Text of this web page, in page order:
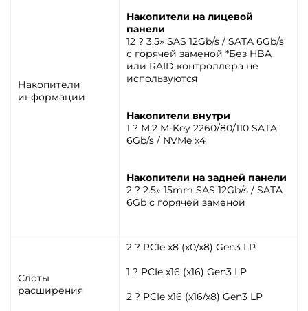
Накопители
информации
Накопители на лицевой
панели
12 ? 3.5» SAS 12Gb/s / SATA 6Gb/s
с горячей заменой *Без HBA
или RAID контроллера не
используются
Накопители внутри
1 ? M.2 M-Key 2260/80/110 SATA
6Gb/s / NVMe x4
Накопители на задней панели
2 ? 2.5» 15mm SAS 12Gb/s / SATA
6Gb с горячей заменой
Слоты
расширения
2 ? PCIe x8 (x0/x8) Gen3 LP
1 ? PCIe x16 (x16) Gen3 LP
2 ? PCIe x16 (x16/x8) Gen3 LP